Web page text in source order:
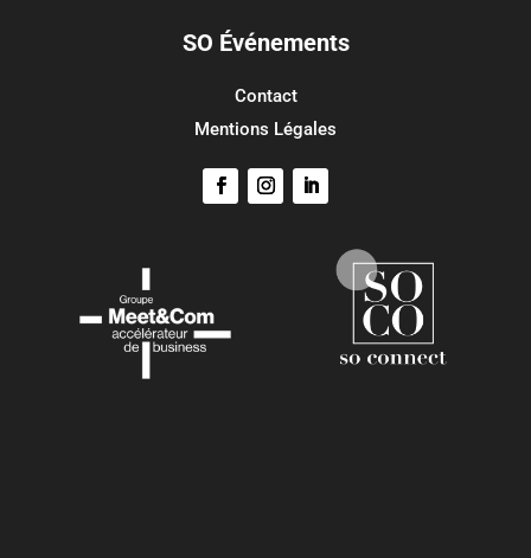
SO Événements
Contact
Mentions Légales